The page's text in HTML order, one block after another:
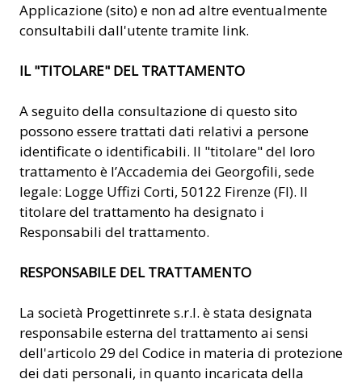
Applicazione (sito) e non ad altre eventualmente
consultabili dall'utente tramite link.
IL "TITOLARE" DEL TRATTAMENTO
A seguito della consultazione di questo sito
possono essere trattati dati relativi a persone
identificate o identificabili. Il "titolare" del loro
trattamento è l’Accademia dei Georgofili, sede
legale: Logge Uffizi Corti, 50122 Firenze (FI). Il
titolare del trattamento ha designato i
Responsabili del trattamento.
RESPONSABILE DEL TRATTAMENTO
La società Progettinrete s.r.l. è stata designata
responsabile esterna del trattamento ai sensi
dell'articolo 29 del Codice in materia di protezione
dei dati personali, in quanto incaricata della